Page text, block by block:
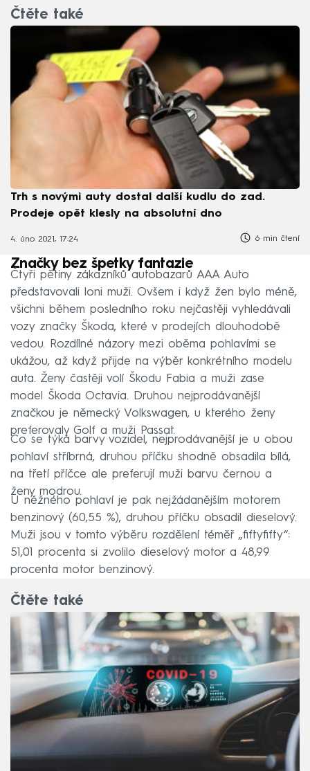
Čtěte také
Trh s novými auty dostal další kudlu do zad.
Prodeje opět klesly na absolutní dno
4. úno 2021, 17:24 6 min čtení
Značky bez špetky fantazie
Čtyři pětiny zákazníků autobazarů AAA Auto
představovali loni muži. Ovšem i když žen bylo méně,
všichni během posledního roku nejčastěji vyhledávali
vozy značky Škoda, které v prodejích dlouhodobě
vedou. Rozdílné názory mezi oběma pohlavími se
ukážou, až když přijde na výběr konkrétního modelu
auta. Ženy častěji volí Škodu Fabia a muži zase
model Škoda Octavia. Druhou nejprodávanější
značkou je německý Volkswagen, u kterého ženy
preferovaly Golf a muži Passat.
Co se týká barvy vozidel, nejprodávanější je u obou
pohlaví stříbrná, druhou příčku shodně obsadila bílá,
na třetí příčce ale preferují muži barvu černou a
ženy modrou.
U něžného pohlaví je pak nejžádanějším motorem
benzinový (60,55 %), druhou příčku obsadil dieselový.
Muži jsou v tomto výběru rozdělení téměř „fiftyfifty“:
51,01 procenta si zvolilo dieselový motor a 48,99
procenta motor benzinový.
Čtěte také